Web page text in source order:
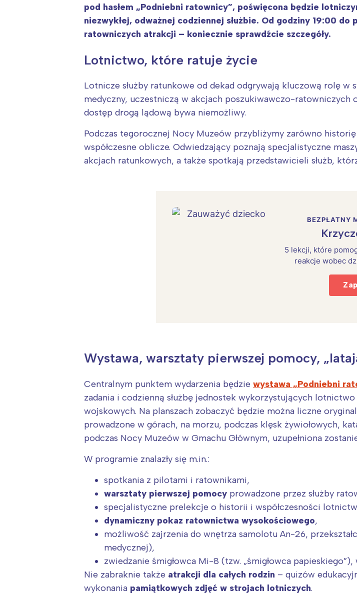
pod hasłem „Podniebni ratownicy”, poświęcona będzie
niezwykłej, odważnej codziennej służbie. Od godziny 19:00
ratowniczych atrakcji – koniecznie sprawdźcie szczegóły.
Lotnictwo, które ratuje życie
Lotnicze służby ratunkowe od dekad odgrywają kluczową rolę
medyczny, uczestniczą w akcjach poszukiwawczo-ratowniczych
dostęp drogą lądową bywa niemożliwy.
Podczas tegorocznej Nocy Muzeów przybliżymy zarówno
współczesne oblicze. Odwiedzający poznają specjalistyczne
akcjach ratunkowych, a także spotkają przedstawicieli służb,
BEZPŁATNY
5 lekcji, które
reakcje wobec
Wystawa, warsztaty pierwszej pomocy,
Centralnym punktem wydarzenia będzie wystawa „Podniebni
zadania i codzienną służbę jednostek wykorzystujących
wojskowych. Na planszach zobaczyć będzie można liczne
prowadzone w górach, na morzu, podczas klęsk żywiołowych,
podczas Nocy Muzeów w Gmachu Głównym, uzupełniona
W programie znalazły się m.in.:
spotkania z pilotami i ratownikami,
warsztaty pierwszej pomocy prowadzone przez służby
specjalistyczne prelekcje o historii i współczesności
dynamiczny pokaz ratownictwa wysokościowego,
możliwość zajrzenia do wnętrza samolotu An-26,
medycznej),
zwiedzanie śmigłowca Mi-8 (tzw. „śmigłowca
Nie zabraknie także atrakcji dla całych rodzin – quizów
wykonania pamiątkowych zdjęć w strojach lotniczych.
Interesują mnie
Warszawa
Trójmiasto
Poznań
Wrocław